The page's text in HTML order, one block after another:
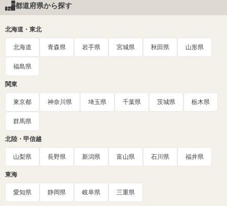
都道府県から探す
北海道・東北
北海道 青森県 岩手県 宮城県 秋田県 山形県
福島県
関東
東京都 神奈川県 埼玉県 千葉県 茨城県 栃木県
群馬県
北陸・甲信越
山梨県 長野県 新潟県 富山県 石川県 福井県
東海
愛知県 静岡県 岐阜県 三重県